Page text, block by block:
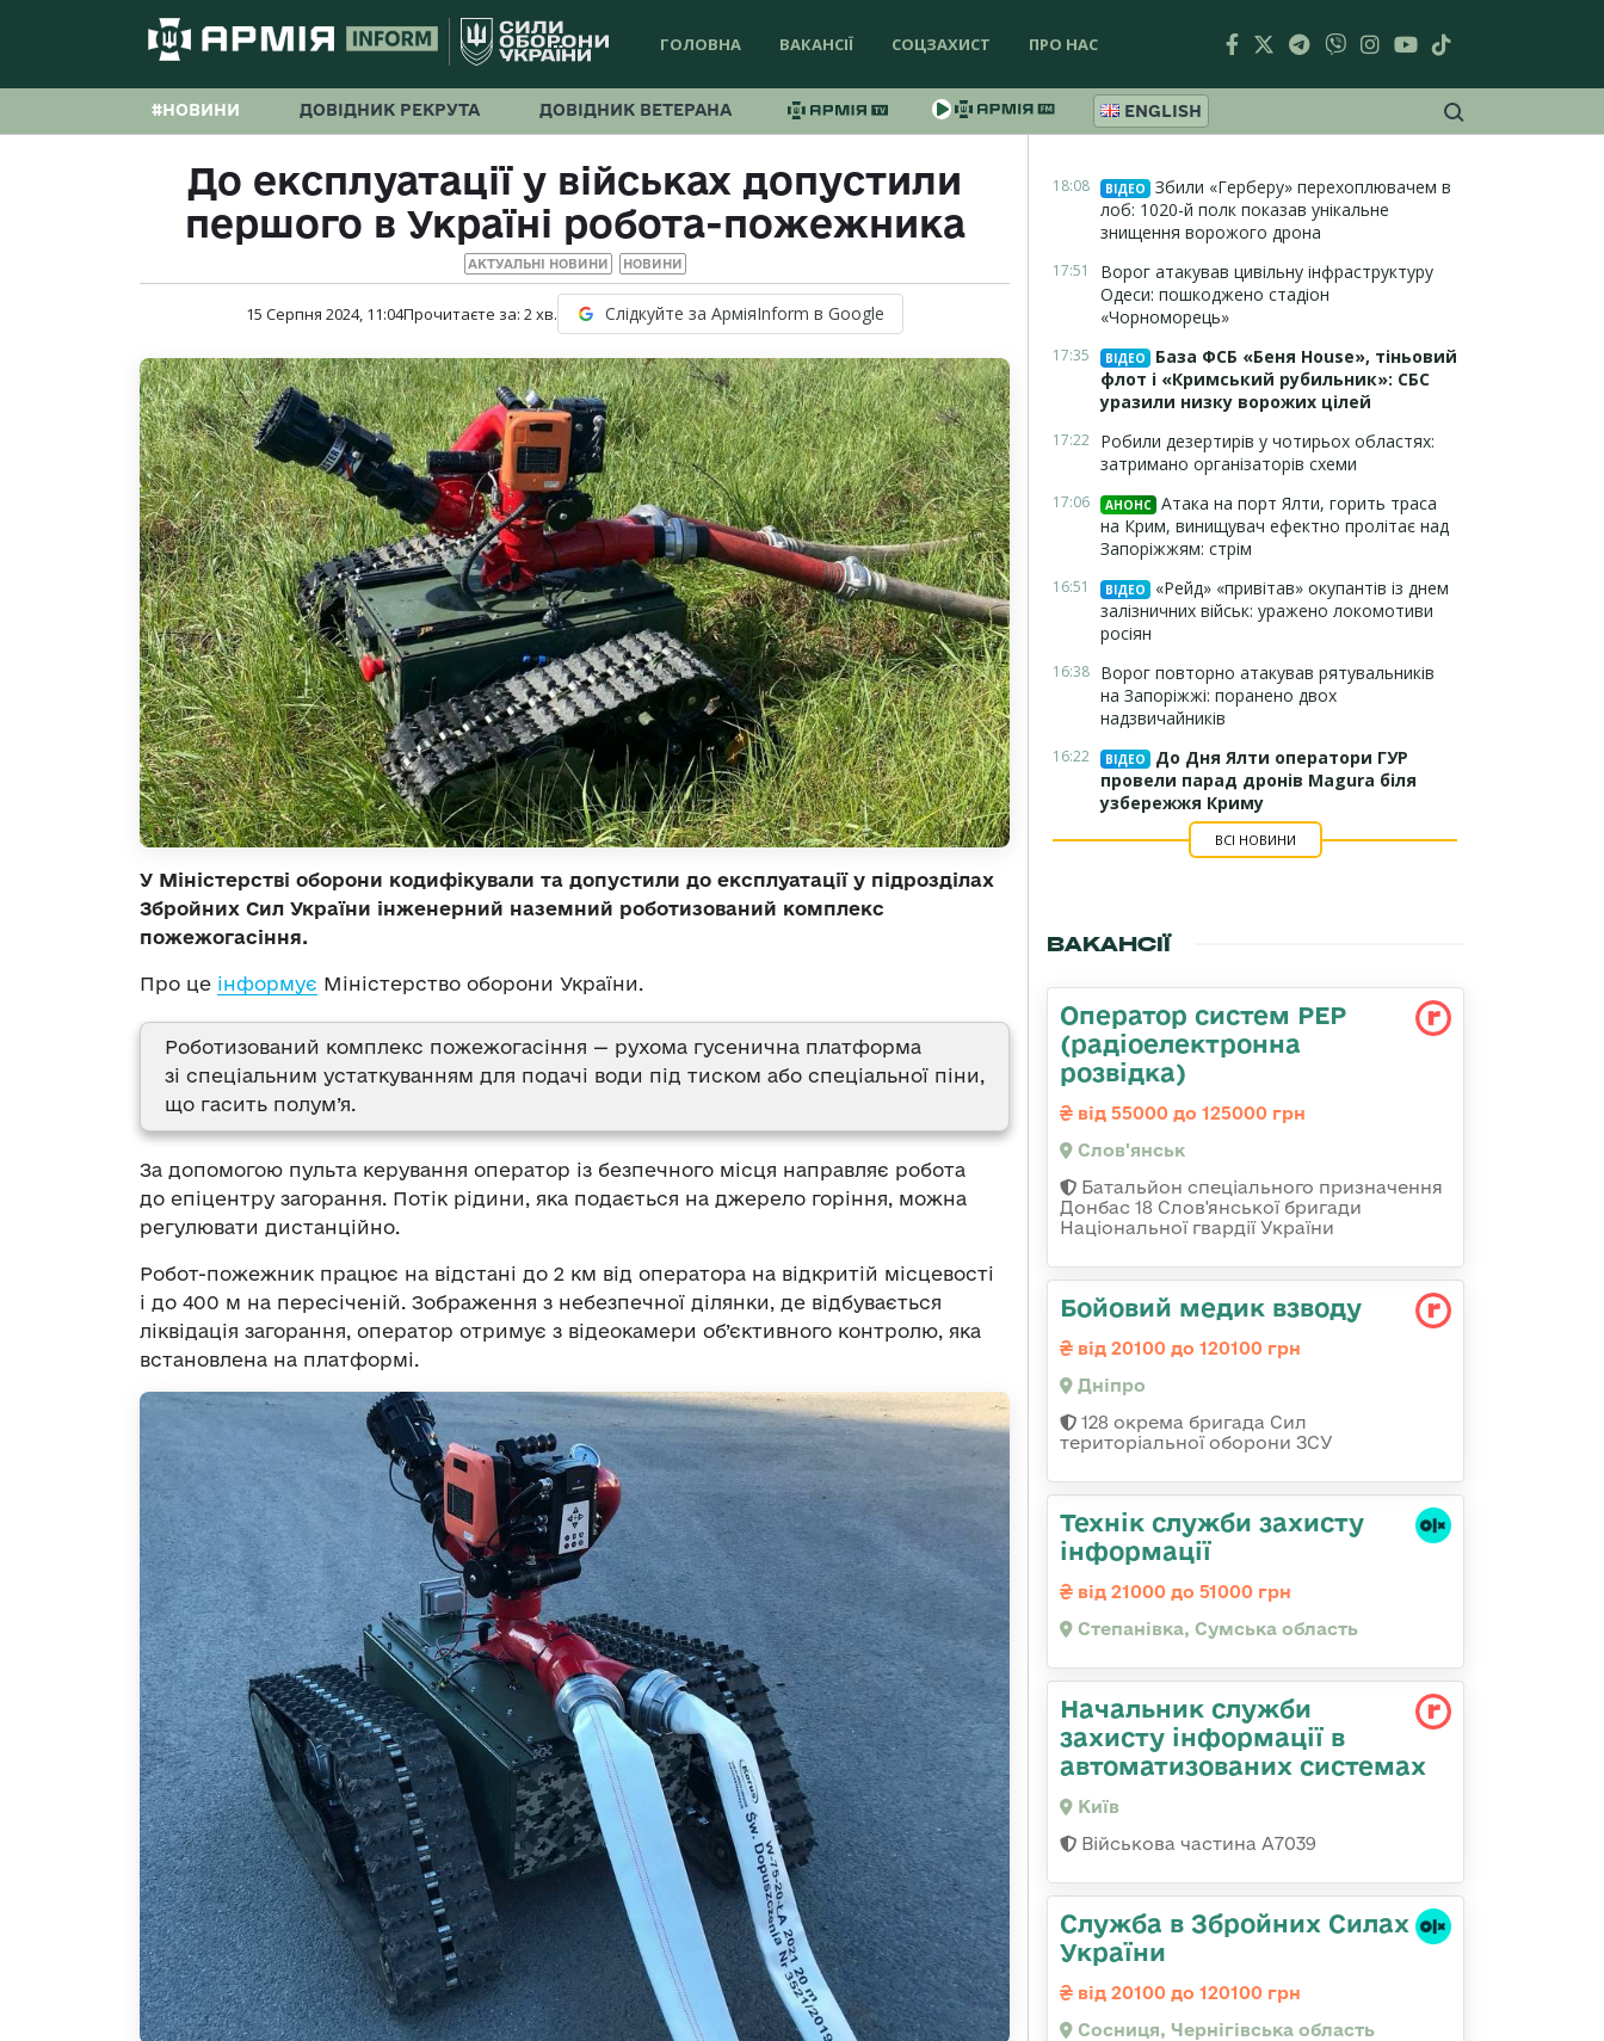
ГОЛОВНА ВАКАНСІЇ СОЦЗАХИСТ ПРО НАС
#НОВИНИ ДОВІДНИК РЕКРУТА ДОВІДНИК ВЕТЕРАНА ENGLISH
До експлуатації у військах допустили
першого в Україні робота-пожежника
АКТУАЛЬНІ НОВИНИ НОВИНИ
15 Серпня 2024, 11:04Прочитаєте за: 2хв. Слідкуйте за АрміяInform в Google
У Міністерстві оборони кодифікували та допустили до експлуатації у підрозділах
Збройних Сил України інженерний наземний роботизований комплекс
пожежогасіння.
Про це інформує Міністерство оборони України.
Роботизований комплекс пожежогасіння — рухома гусенична платформа
зі спеціальним устаткуванням для подачі води під тиском або спеціальної піни,
що гасить полум’я.
За допомогою пульта керування оператор із безпечного місця направляє робота
до епіцентру загорання. Потік рідини, яка подається на джерело горіння, можна
регулювати дистанційно.
Робот-пожежник працює на відстані до 2 км від оператора на відкритій місцевості
і до 400 м на пересіченій. Зображення з небезпечної ділянки, де відбувається
ліквідація загорання, оператор отримує з відеокамери об’єктивного контролю, яка
встановлена на платформі.
18:08 ВІДЕО
Збили «Герберу» перехоплювачем в
лоб: 1020-й полк показав унікальне
знищення ворожого дрона
17:51
Ворог атакував цивільну інфраструктуру
Одеси: пошкоджено стадіон
«Чорноморець»
17:35 ВІДЕО
База ФСБ «Беня House», тіньовий
флот і «Кримський рубильник»: СБС
уразили низку ворожих цілей
17:22 Робили дезертирів у чотирьох областях:
затримано організаторів схеми
17:06 АНОНС Атака на порт Ялти, горить траса
на Крим, винищувач ефектно пролітає над
Запоріжжям: стрім
16:51 ВІДЕО
«Рейд» «привітав» окупантів із днем
залізничних військ: уражено локомотиви
росіян
16:38 Ворог повторно атакував рятувальників
на Запоріжжі: поранено двох
надзвичайників
16:22 ВІДЕО
До Дня Ялти оператори ГУР
провели парад дронів Magura біля
узбережжя Криму
ВСІ НОВИНИ
ВАКАНСІЇ
Оператор систем РЕР
(радіоелектронна
розвідка)
від 55000 до 125000 грн
Слов'янськ
Батальйон спеціального призначення
Донбас 18 Слов'янської бригади
Національної гвардії України
Бойовий медик взводу
від 20100 до 120100 грн
Дніпро
128 окрема бригада Сил
територіальної оборони ЗСУ
Технік служби захисту
інформації
від 21000 до 51000 грн
Степанівка, Сумська область
Начальник служби
захисту інформації в
автоматизованих системах
Київ
Військова частина А7039
Служба в Збройних Силах
України
від 20100 до 120100 грн
Сосниця, Чернігівська область